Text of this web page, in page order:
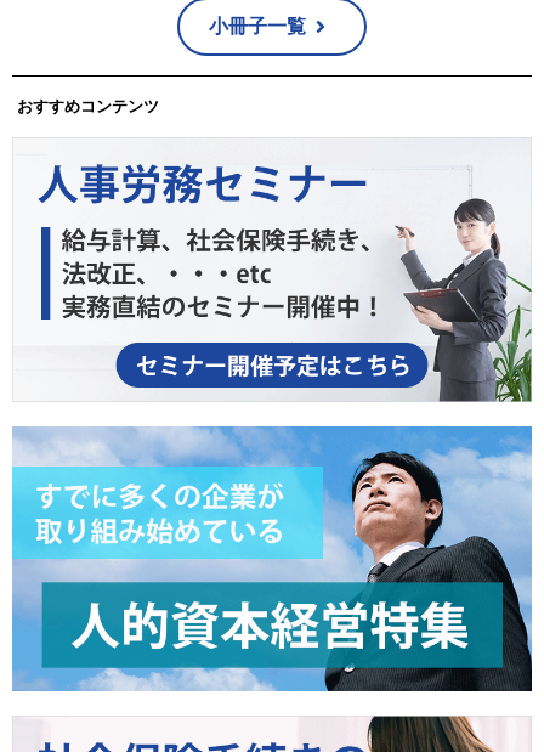
小冊子一覧
おすすめコンテンツ